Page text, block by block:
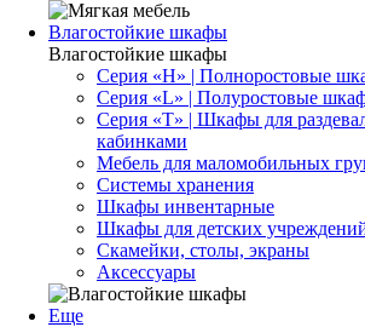
Влагостойкие шкафы
Влагостойкие шкафы
Серия «H» | Полноростовые
Серия «L» | Полуростовые
Серия «T» | Шкафы для
кабинками
Мебель для маломобильных
Системы хранения
Шкафы инвентарные
Шкафы для детских
Скамейки, столы, экраны
Аксессуары
Еще